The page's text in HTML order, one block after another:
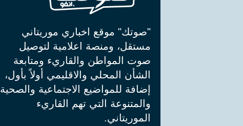
"صوتك" موقع اخباري موريتاني
مستقل، ومنصة اعلامية لتوصيل
صوت المواطن والقاريء ومتابعة
الشأن المحلي والاقليمي أولاً بأول،
إضافة للمواضيع الاجتماعية والصحية
والمتنوعة التي تهم القاريء
الموريتاني.